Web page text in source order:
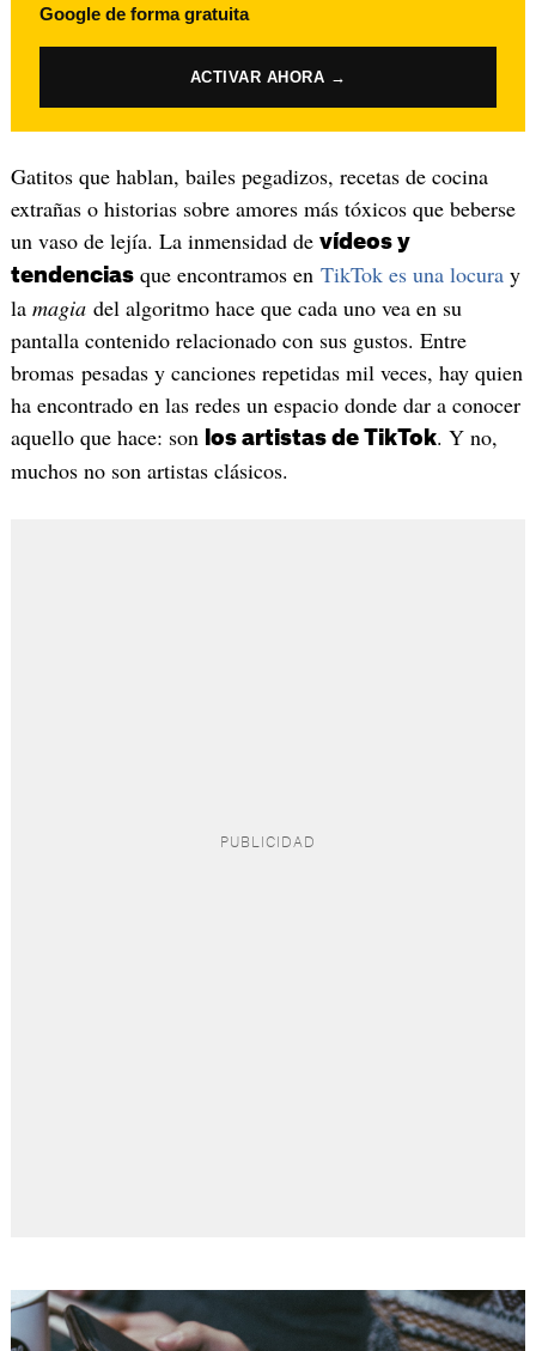
Google de forma gratuita
ACTIVAR AHORA →
Gatitos que hablan, bailes pegadizos, recetas de cocina
extrañas o historias sobre amores más tóxicos que beberse
un vaso de lejía. La inmensidad de vídeos y
tendenciasque encontramos en TikTok es una locuray
la magiadel algoritmo hace que cada uno vea en su
pantalla contenido relacionado con sus gustos. Entre
bromas pesadas y canciones repetidas mil veces, hay quien
ha encontrado en las redes un espacio donde dar a conocer
aquello que hace: son los artistas de TikTok. Y no,
muchos no son artistas clásicos.